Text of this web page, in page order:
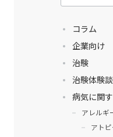
コラム
企業向け
治験
治験体験談
病気に関
アレルギ
アト